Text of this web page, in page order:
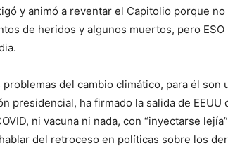
y animó a reventar el Capitolio porque
de heridos y algunos muertos, pero
problemas del cambio climático, para él son
presidencial, ha firmado la salida de
ni vacuna ni nada, con “inyectarse
del retroceso en políticas sobre los